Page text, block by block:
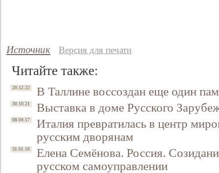
Источник Версия для печати
Читайте также:
20.12.22 В Таллине воссоздан еще один
30.10.21 Выставка в доме Русского
08.04.17
Италия превратилась в центр
русским дворянам
31.01.16
Елена Семёнова. Россия.
русском самоуправлении